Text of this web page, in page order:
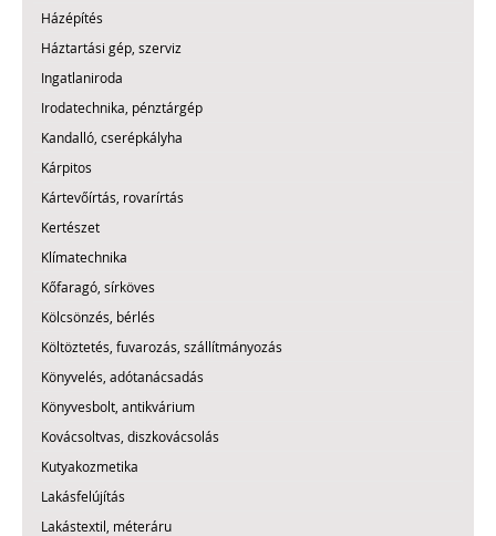
Házépítés
Háztartási gép, szerviz
Ingatlaniroda
Irodatechnika, pénztárgép
Kandalló, cserépkályha
Kárpitos
Kártevőírtás, rovarírtás
Kertészet
Klímatechnika
Kőfaragó, sírköves
Kölcsönzés, bérlés
Költöztetés, fuvarozás, szállítmányozás
Könyvelés, adótanácsadás
Könyvesbolt, antikvárium
Kovácsoltvas, diszkovácsolás
Kutyakozmetika
Lakásfelújítás
Lakástextil, méteráru